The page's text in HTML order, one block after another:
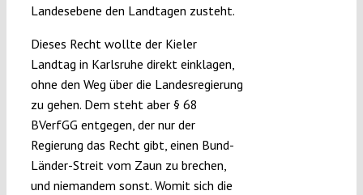
Landesebene den Landtagen zusteht.
Dieses Recht wollte der Kieler
Landtag in Karlsruhe direkt einklagen,
ohne den Weg über die Landesregierung
zu gehen. Dem steht aber § 68
BVerfGG entgegen, der nur der
Regierung das Recht gibt, einen Bund-
Länder-Streit vom Zaun zu brechen,
und niemandem sonst. Womit sich die